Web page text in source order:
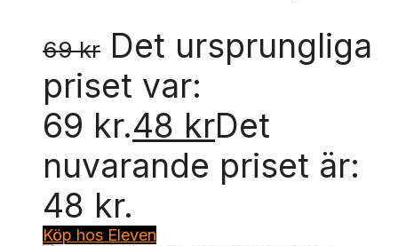
69kr Det ursprungliga
priset var:
69 kr.48 krDet
nuvarande priset är:
48 kr.
Köp hos Eleven